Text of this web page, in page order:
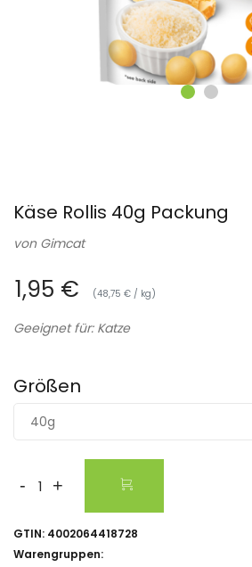
Käse Rollis 40g Packung
von Gimcat
1,95 € (48,75 € / kg)
Geeignet für: Katze
Größen
40g
- +
GTIN: 4002064418728
Warengruppen: